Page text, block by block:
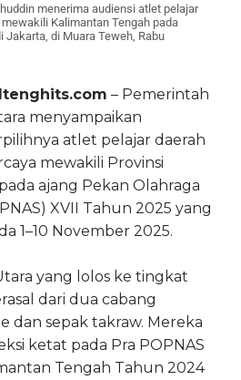
menerima audiensi atlet pelajar
Kalimantan Tengah pada
Jakarta, di Muara Teweh, Rabu
– Pemerintah
menyampaikan
atlet pelajar daerah
mewakili Provinsi
ajang Pekan Olahraga
XVII Tahun 2025 yang
1–10 November 2025.
yang lolos ke tingkat
dari dua cabang
dan sepak takraw. Mereka
ketat pada Pra POPNAS
Tengah Tahun 2024